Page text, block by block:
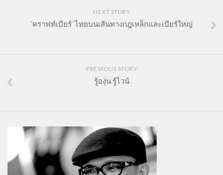
NEXT STORY
‘คราฟท์เบียร์’ ไทยบนเส้นทางกฎเหล็กและเบียร์ใหญ่
PREVIOUS STORY
รู้องุ่น รู้ไวน์